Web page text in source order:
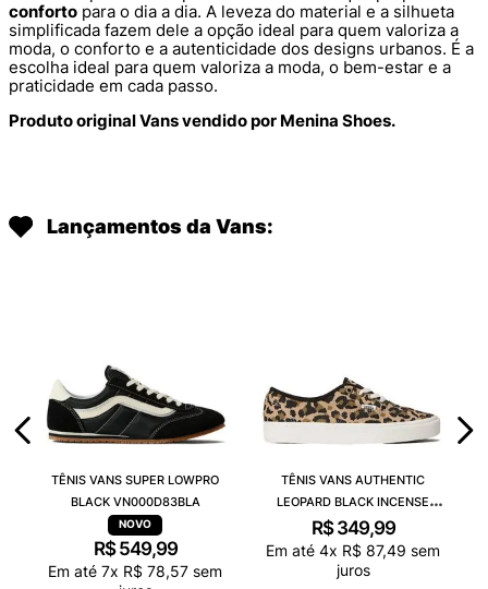
conforto para o dia a dia. A leveza do material e a silhueta
simplificada fazem dele a opção ideal para quem valoriza a
moda, o conforto e a autenticidade dos designs urbanos. É a
escolha ideal para quem valoriza a moda, o bem-estar e a
praticidade em cada passo.
Produto original Vans vendido por Menina Shoes.
Lançamentos da Vans:
TÊNIS VANS SUPER LOWPRO
BLACK VN000D83BLA
R$ 549,99
Em até 7x R$ 78,57 sem
TÊNIS VANS AUTHENTIC
LEOPARD BLACK INCENSE
VN000D6GGR4
R$ 349,99
Em até 4x R$ 87,49 sem
juros